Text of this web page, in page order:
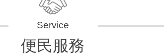
便民服務